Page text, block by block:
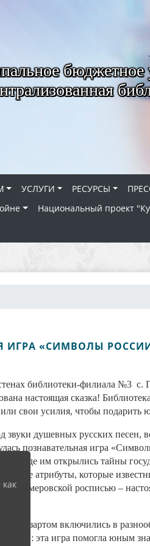
бюджетное
УСЛУГИ РЕСУРСЫ
Национальный проект
ИГРА «СИМВОЛЫ
библиотеки-филиала №3 с.
настоящая сказка!
свои усилия, чтобы подарить
звуки душевных русских песен,
познавательная игра
где им открылись тайны
атрибуты, которые
кемеровской росписью –
с азартом включились в
пару»: эта игра помогла юным